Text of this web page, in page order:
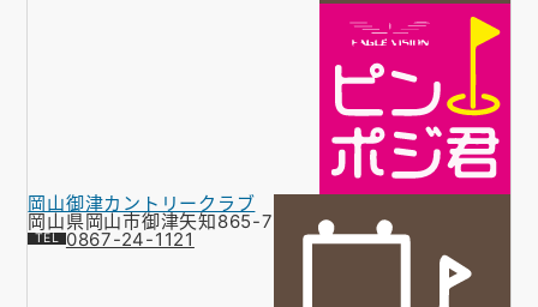
岡山御津カントリークラブ
岡山県岡山市御津矢知865-7
0867-24-1121